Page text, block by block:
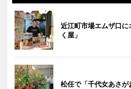
近江町市場エムザ口
く屋」
松任で「千代女あさが